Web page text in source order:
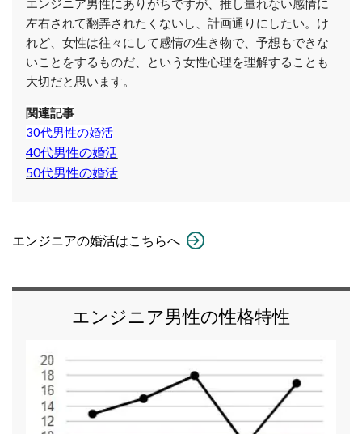
エンジニア男性にありがちですが、推し量れない感情に
左右されて翻弄されたくないし、計画通りにしたい。け
れど、女性は往々にして感情の生き物で、予想もできな
いことをするものだ、という女性心理を理解することも
大切だと思います。
関連記事
30代男性の婚活
40代男性の婚活
50代男性の婚活
エンジニアの婚活はこちらへ
エンジニア男性の性格特性